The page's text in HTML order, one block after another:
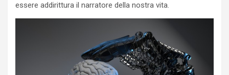
essere addirittura il narratore della nostra vita.